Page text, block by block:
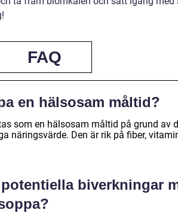
FAQ
en hälsosam måltid?
som en hälsosam måltid på grund av
näringsvärde. Den är rik på fiber,
biverkningar